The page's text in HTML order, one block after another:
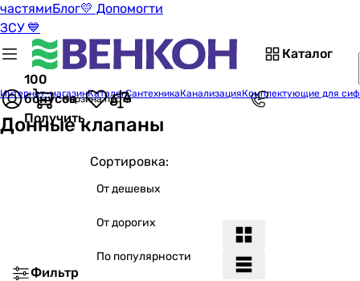
частямиБлог💛 Допомогти
ЗСУ 💙
Каталог
100
бонусов
Получить
Корзина пуста
Интернет-магазинКаталогСантехникаКанализацияКомплектующие для
Донные клапаны
Фильтр
Сортировка:
От дешевых
От дорогих
По популярности